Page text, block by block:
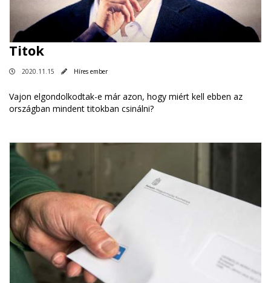
Titok
2020.11.15 Híres ember
Vajon elgondolkodtak-e már azon, hogy miért kell ebben az
országban mindent titokban csinálni?